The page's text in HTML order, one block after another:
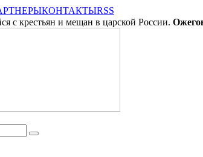
КОНТАКТЫRSS
с крестьян и мещан в царской России.